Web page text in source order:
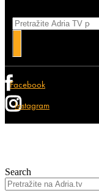
Facebook
Instagram
Search